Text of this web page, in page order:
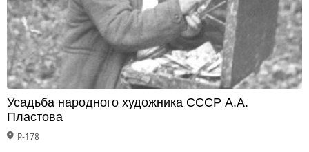
Усадьба народного художника СССР А.А.
Пластова
Р-178